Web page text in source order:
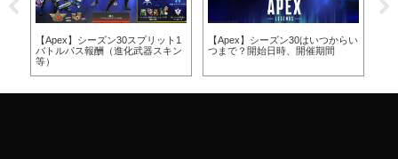
【Apex】シーズン30スプリット1
バトルパス報酬（進化武器スキン
等）
【Apex】シーズン30はいつからい
つまで？開始日時、開催期間